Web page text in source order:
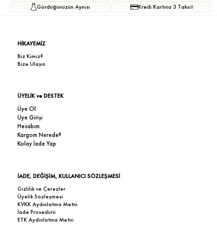
Gördüğünüzün Aynısı Kredi Kartına 3 Taksit
HİKAYEMİZ
Biz Kimiz?
Bize Ulaşın
ÜYELİK ve DESTEK
Üye Ol
Üye Girişi
Hesabım
Kargom Nerede?
Kolay İade Yap
İADE, DEĞİŞİM, KULLANICI SÖZLEŞMESİ
Gizlilik ve Çerezler
Üyelik Sözleşmesi
KVKK Aydınlatma Metni
İade Prosedürü
ETK Aydınlatma Metni